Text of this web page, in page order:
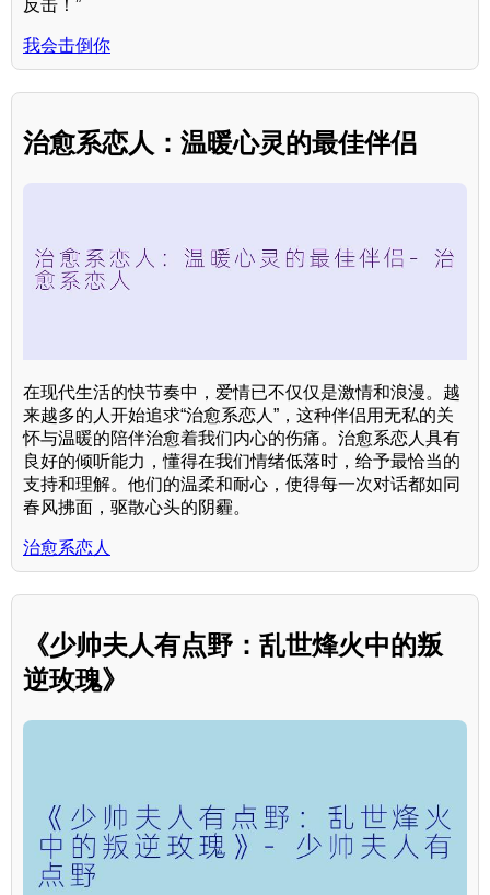
反击！”
我会击倒你
治愈系恋人：温暖心灵的最佳伴侣
在现代生活的快节奏中，爱情已不仅仅是激情和浪漫。越
来越多的人开始追求“治愈系恋人”，这种伴侣用无私的关
怀与温暖的陪伴治愈着我们内心的伤痛。治愈系恋人具有
良好的倾听能力，懂得在我们情绪低落时，给予最恰当的
支持和理解。他们的温柔和耐心，使得每一次对话都如同
春风拂面，驱散心头的阴霾。
治愈系恋人
《少帅夫人有点野：乱世烽火中的叛
逆玫瑰》